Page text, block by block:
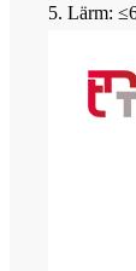
5. Lärm: